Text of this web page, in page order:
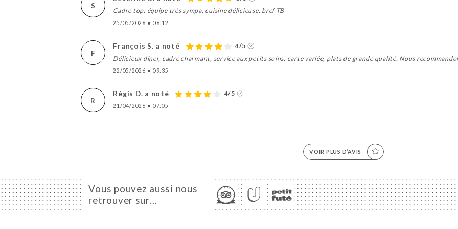
S
Cadre top, équipe très sympa, cuisine délicieuse, bref TB
25/05/2026 • 06:12
F
François S. a noté
4/5
Délicieux dîner, cadre charmant, service aux petits soins, carte variée, plats de grande qualité. Nous
22/05/2026 • 09:35
R
Régis D. a noté 4/5
21/04/2026 • 07:05
VOIR PLUS D’AVIS
Vous pouvez aussi nous
retrouver sur…